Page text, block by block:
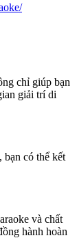
chỉ giúp bạn
giải trí di
có thể kết
và chất
hành hoàn